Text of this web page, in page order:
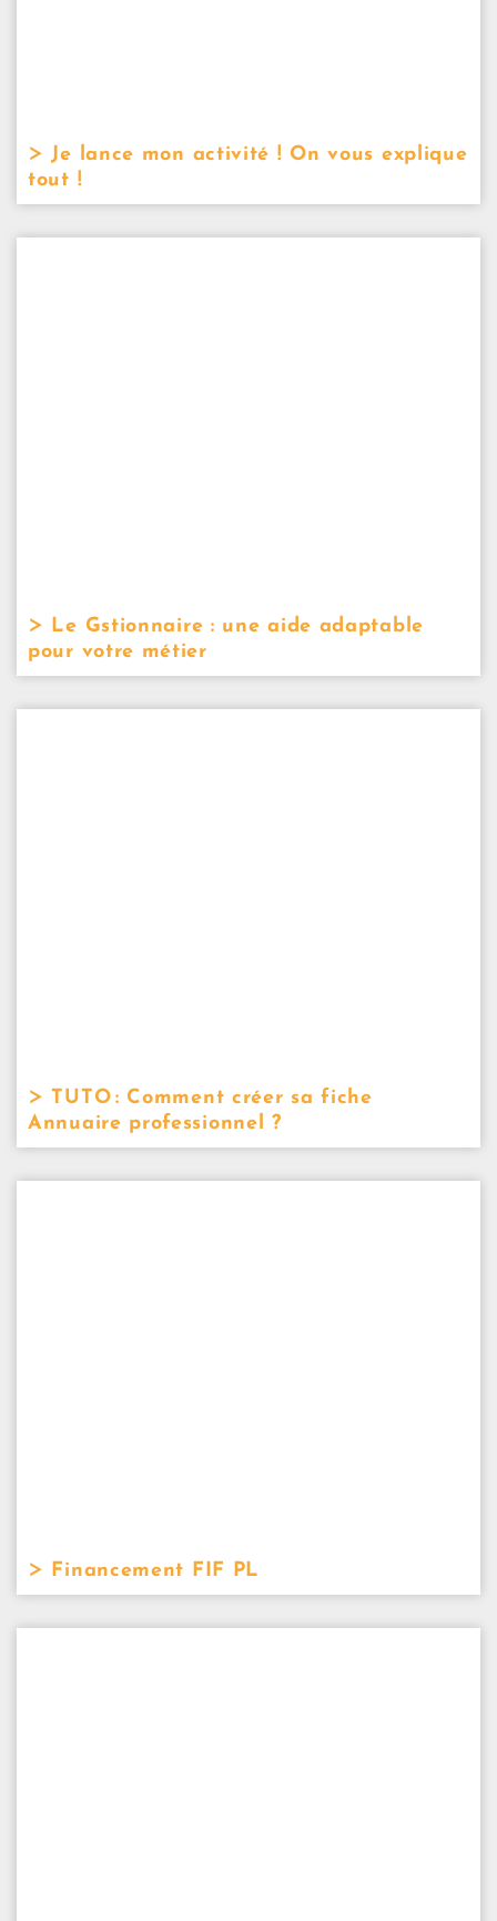
Je lance mon activité ! On vous explique
tout !
Le Gstionnaire : une aide adaptable
pour votre métier
TUTO : Comment créer sa fiche
Annuaire professionnel ?
Financement FIF PL